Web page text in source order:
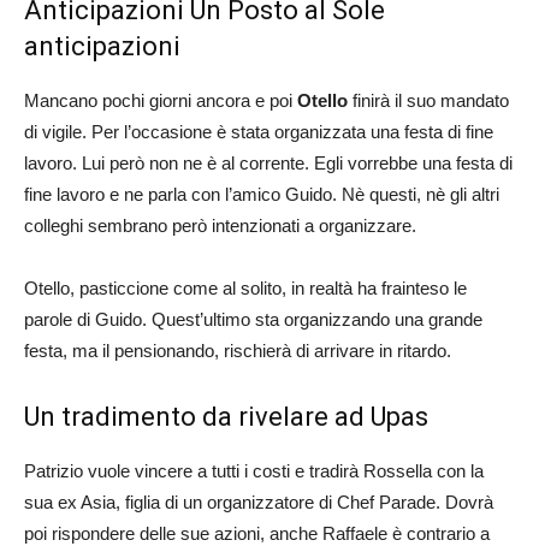
Anticipazioni Un Posto al Sole
anticipazioni
Mancano pochi giorni ancora e poi Otello finirà il suo mandato
di vigile. Per l’occasione è stata organizzata una festa di fine
lavoro. Lui però non ne è al corrente. Egli vorrebbe una festa di
fine lavoro e ne parla con l’amico Guido. Nè questi, nè gli altri
colleghi sembrano però intenzionati a organizzare.
Otello, pasticcione come al solito, in realtà ha frainteso le
parole di Guido. Quest’ultimo sta organizzando una grande
festa, ma il pensionando, rischierà di arrivare in ritardo.
Un tradimento da rivelare ad Upas
Patrizio vuole vincere a tutti i costi e tradirà Rossella con la
sua ex Asia, figlia di un organizzatore di Chef Parade. Dovrà
poi rispondere delle sue azioni, anche Raffaele è contrario a